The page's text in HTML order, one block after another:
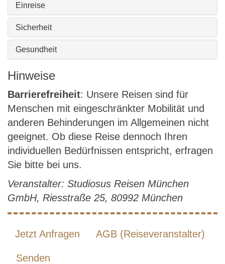
Einreise
Sicherheit
Gesundheit
Hinweise
Barrierefreiheit: Unsere Reisen sind für
Menschen mit eingeschränkter Mobilität und
anderen Behinderungen im Allgemeinen nicht
geeignet. Ob diese Reise dennoch Ihren
individuellen Bedürfnissen entspricht, erfragen
Sie bitte bei uns.
Veranstalter: Studiosus Reisen München
GmbH, Riesstraße 25, 80992 München
Jetzt Anfragen AGB (Reiseveranstalter)
Senden